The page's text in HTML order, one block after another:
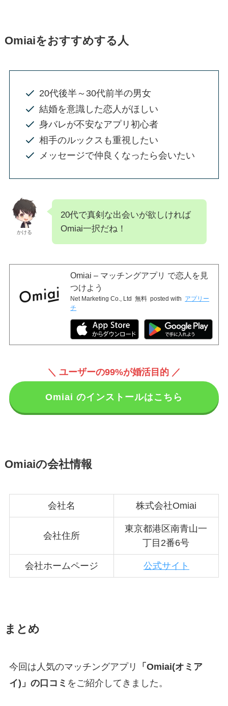
Omiaiをおすすめする人
20代後半～30代前半の男女
結婚を意識した恋人がほしい
身バレが不安なアプリ初心者
相手のルックスも重視したい
メッセージで仲良くなったら会いたい
かける
20代で真剣な出会いが欲しければ
Omiai一択だね！
Omiai – マッチングアプリ で恋人を見
つけよう
Net Marketing Co., Ltd 無料 posted with アプリー
チ
＼ ユーザーの99%が婚活目的 ／
Omiai のインストールはこちら
Omiaiの会社情報
会社名 株式会社Omiai
会社住所
東京都港区南青山一
丁目2番6号
会社ホームページ 公式サイト
まとめ
今回は人気のマッチングアプリ
「Omiai(オミア
イ)」の口コミ をご紹介してきました。